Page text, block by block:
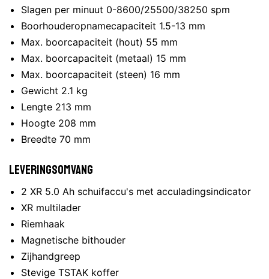
Slagen per minuut 0-8600/25500/38250 spm
Boorhouderopnamecapaciteit 1.5-13 mm
Max. boorcapaciteit (hout) 55 mm
Max. boorcapaciteit (metaal) 15 mm
Max. boorcapaciteit (steen) 16 mm
Gewicht 2.1 kg
Lengte 213 mm
Hoogte 208 mm
Breedte 70 mm
Leveringsomvang
2 XR 5.0 Ah schuifaccu's met acculadingsindicator
XR multilader
Riemhaak
Magnetische bithouder
Zijhandgreep
Stevige TSTAK koffer